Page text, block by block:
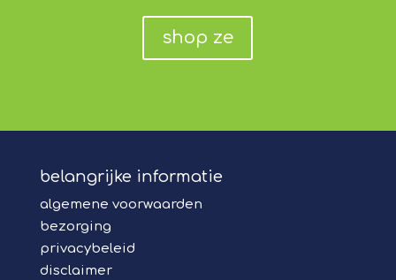
shop ze
belangrijke informatie
algemene voorwaarden
bezorging
privacybeleid
disclaimer